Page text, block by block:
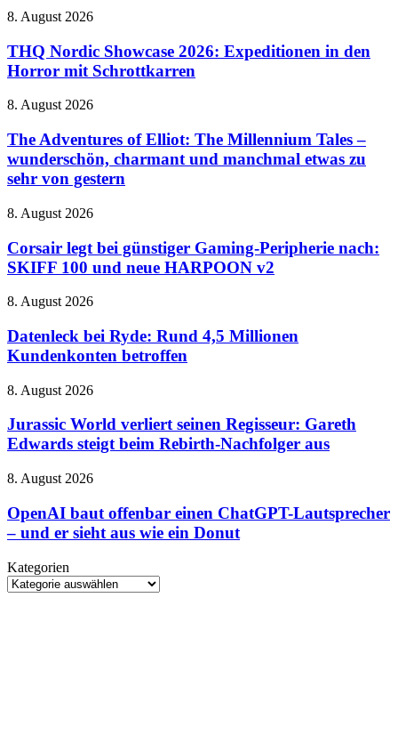
dem
mit
Zaubereiministerium
THQ
Showcase
2026:
Expeditionen
den
mit
Schrottkarren
8. August 2026
THQ Nordic Showcase 2026: Expeditionen in den
Horror mit Schrottkarren
The
of
Elliot:
The
Millennium
–
charmant
und
manchmal
etwas
sehr
von
gestern
8. August 2026
The Adventures of Elliot: The Millennium Tales –
wunderschön, charmant und manchmal etwas zu
sehr von gestern
Corsair
bei
günstiger
Gaming-
nach:
100
und
HARPOON
8. August 2026
Corsair legt bei günstiger Gaming-Peripherie nach:
SKIFF 100 und neue HARPOON v2
Datenleck
Ryde:
Rund
4,5
Kundenkonten
8. August 2026
Datenleck bei Ryde: Rund 4,5 Millionen
Kundenkonten betroffen
Jurassic
verliert
seinen
Regisseur:
Edwards
beim
Rebirth-
aus
8. August 2026
Jurassic World verliert seinen Regisseur: Gareth
Edwards steigt beim Rebirth-Nachfolger aus
OpenAI
offenbar
einen
ChatGPT-
–
und
8. August 2026
OpenAI baut offenbar einen ChatGPT-Lautsprecher
– und er sieht aus wie ein Donut
Kategorien
Kategorien